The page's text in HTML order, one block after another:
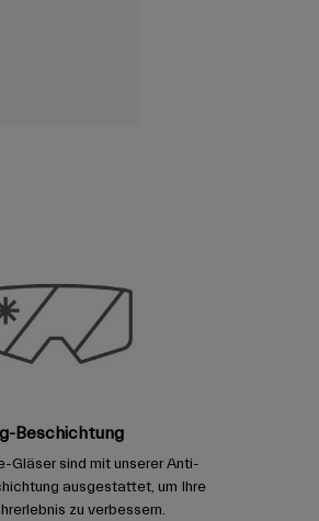
Beschichtung
Gläser sind mit unserer Anti-
ausgestattet, um Ihre
zu verbessern.